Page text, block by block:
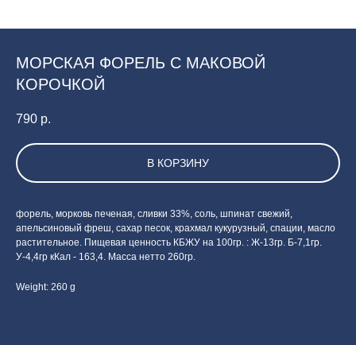
МОРСКАЯ ФОРЕЛЬ С МАКОВОЙ
КОРОЧКОЙ
790 р.
В КОРЗИНУ
форель, морковь печеная, сливки 33%, соль, шпинат свежий,
апельсиновый фреш, сахар песок, крахмал кукурузный, спации, масло
растительное. Пищевая ценность КБЖУ на 100гр. : Ж-13гр. Б-7,1гр.
У-4,4гр кКал - 163,4. Масса нетто 260гр.
Weight: 260 g